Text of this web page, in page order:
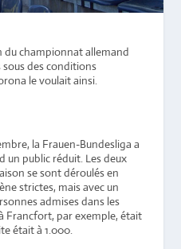
du championnat allemand
des conditions
le voulait ainsi.
la Frauen-Bundesliga a
un public réduit. Les deux
se sont déroulés en
strictes, mais avec un
admises dans les
Francfort, par exemple, était
était à 1.000.